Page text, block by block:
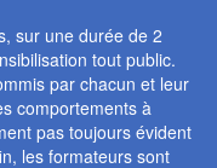
sur une durée de 2
tout public.
par chacun et leur
comportements à
pas toujours évident
les formateurs sont